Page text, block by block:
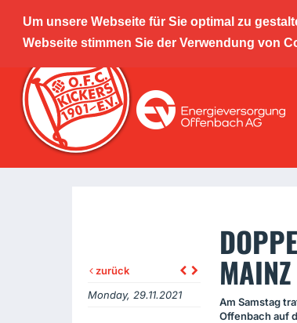
Um unsere Webseite für Sie optimal zu
Webseite stimmen Sie der Verwendung von
Am Samstag
Offenbach auf
zurück
Monday, 29.11.2021